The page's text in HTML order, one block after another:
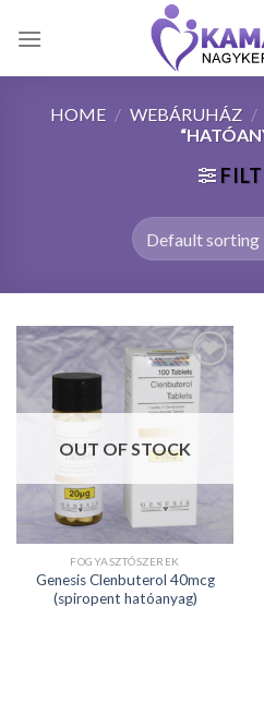
HOME / WEBÁRUHÁZ /
Kedvencekhez
OUT OF STOCK
FOGYASZTÓSZEREK
Genesis Clenbuterol 40mcg
(spiropent hatóanyag)